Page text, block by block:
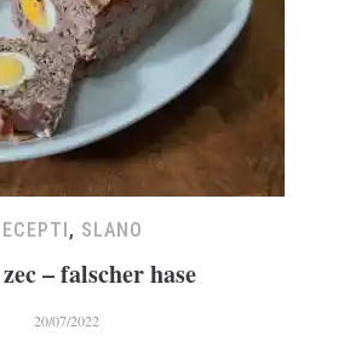
, SLANO
– falscher hase
20/07/2022